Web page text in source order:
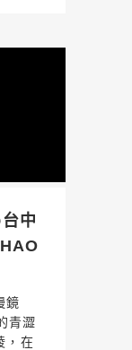
中
鏡
青澀
，在